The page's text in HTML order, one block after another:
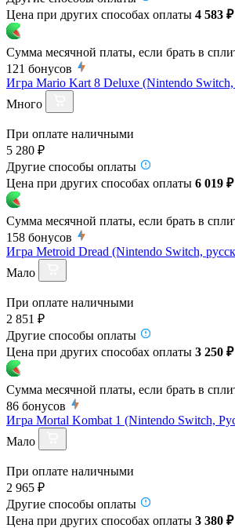
Цена при других способах оплаты 4 583 ₽
Сумма месячной платы, если брать в
121 бонусов
Игра Mario Kart 8 Deluxe (Nintendo Switch,
Много
При оплате наличными
5 280 ₽
Другие способы оплаты
Цена при других способах оплаты 6 019 ₽
Сумма месячной платы, если брать в
158 бонусов
Игра Metroid Dread (Nintendo Switch,
Мало
При оплате наличными
2 851 ₽
Другие способы оплаты
Цена при других способах оплаты 3 250 ₽
Сумма месячной платы, если брать в
86 бонусов
Игра Mortal Kombat 1 (Nintendo Switch,
Мало
При оплате наличными
2 965 ₽
Другие способы оплаты
Цена при других способах оплаты 3 380 ₽